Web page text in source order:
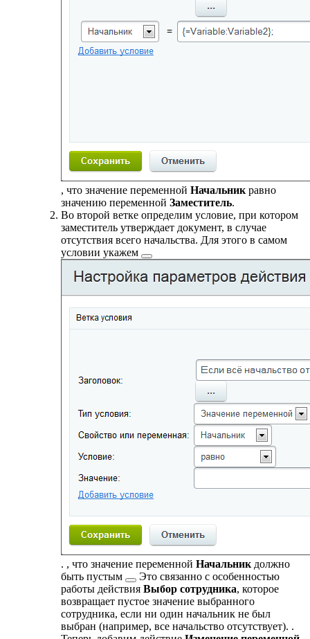
, что значение переменной Начальник равно
значению переменной Заместитель.
Во второй ветке определим условие, при котором
заместитель утверждает документ, в случае
отсутствия всего начальства. Для этого в самом
условии укажем
. , что значение переменной Начальник должно
быть пустым
Это связанно с особенностью
работы действия Выбор сотрудника, которое
возвращает пустое значение выбранного
сотрудника, если ни один начальник не был
выбран (например, все начальство отсутствует). .